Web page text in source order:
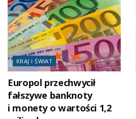
KRAJ I ŚWIAT
Europol przechwycił
fałszywe banknoty
i monety o wartości 1,2